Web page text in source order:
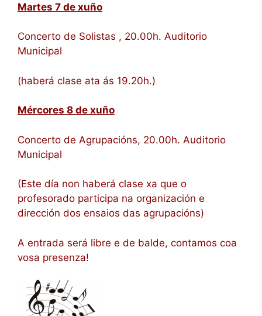
Martes 7 de xuño
Concerto de Solistas , 20.00h. Auditorio
Municipal
(haberá clase ata ás 19.20h.)
Mércores 8 de xuño
Concerto de Agrupacións, 20.00h. Auditorio
Municipal
(Este día non haberá clase xa que o
profesorado participa na organización e
dirección dos ensaios das agrupacións)
A entrada será libre e de balde, contamos coa
vosa presenza!